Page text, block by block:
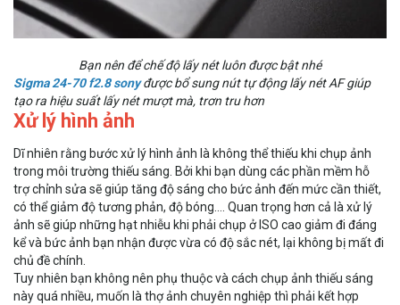
Bạn nên để chế độ lấy nét luôn được bật nhé
Sigma 24-70 f2.8 sonyđược bổ sung nút tự động lấy nét AF giúp
tạo ra hiệu suất lấy nét mượt mà, trơn tru hơn
Xử lý hình ảnh
Dĩ nhiên rằng bước xử lý hình ảnh là không thể thiếu khi chụp ảnh
trong môi trường thiếu sáng. Bởi khi bạn dùng các phần mềm hỗ
trợ chỉnh sửa sẽ giúp tăng độ sáng cho bức ảnh đến mức cần thiết,
có thể giảm độ tương phản, độ bóng.... Quan trọng hơn cả là xử lý
ảnh sẽ giúp những hạt nhiễu khi phải chụp ở ISO cao giảm đi đáng
kể và bức ảnh bạn nhận được vừa có độ sắc nét, lại không bị mất đi
chủ đề chính.
Tuy nhiên bạn không nên phụ thuộc và cách chụp ảnh thiếu sáng
này quá nhiều, muốn là thợ ảnh chuyên nghiệp thì phải kết hợp